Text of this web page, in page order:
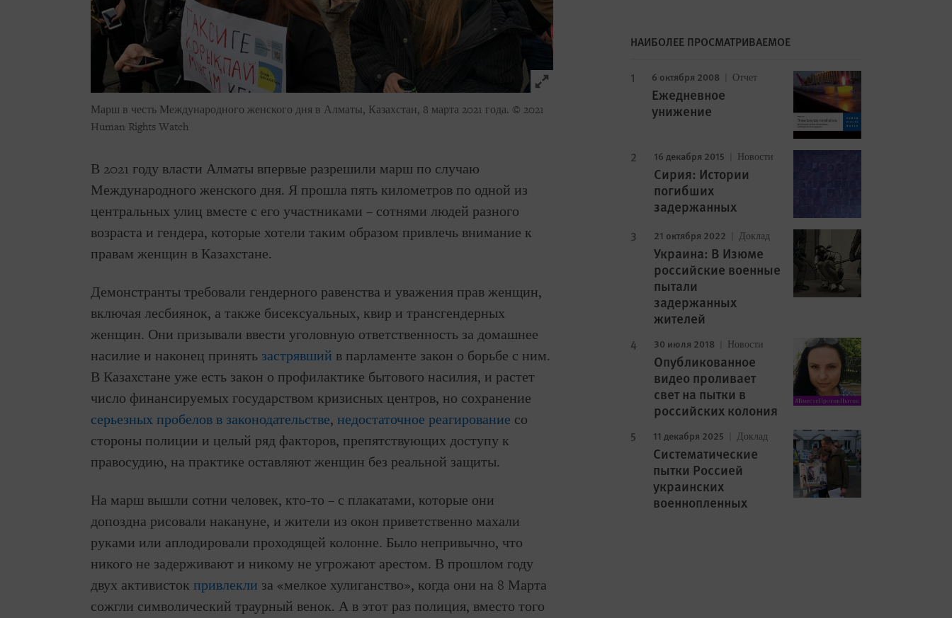
Click to expand Image
Марш в честь Международного женского дня в Алматы, Казахстан, 8 марта 2021 года. © 2021
Human Rights Watch
В 2021 году власти Алматы впервые разрешили марш по случаю
Международного женского дня. Я прошла пять километров по одной из
центральных улиц вместе с его участниками – сотнями людей разного
возраста и гендера, которые хотели таким образом привлечь внимание к
правам женщин в Казахстане.
Демонстранты требовали гендерного равенства и уважения прав женщин,
включая лесбиянок, а также бисексуальных, квир и трансгендерных
женщин. Они призывали ввести уголовную ответственность за домашнее
насилие и наконец принять застрявший в парламенте закон о борьбе с ним.
В Казахстане уже есть закон о профилактике бытового насилия, и растет
число финансируемых государством кризисных центров, но сохранение
серьезных пробелов в законодательстве, недостаточное реагирование со
стороны полиции и целый ряд факторов, препятствующих доступу к
правосудию, на практике оставляют женщин без реальной защиты.
На марш вышли сотни человек, кто-то – с плакатами, которые они
допоздна рисовали накануне, и жители из окон приветственно махали
руками или аплодировали проходящей колонне. Было непривычно, что
никого не задерживают и никому не угрожают арестом. В прошлом году
двух активисток привлекли за «мелкое хулиганство», когда они на 8 Марта
сожгли символический траурный венок. А в этот раз полиция, вместо того
НАИБОЛЕЕ ПРОСМАТРИВАЕМОЕ
6 октября 2008 Отчет
Ежедневное
унижение
16 декабря 2015 Новости
Сирия: Истории
погибших
задержанных
21 октября 2022 Доклад
Украина: В Изюме
российские военные
пытали
задержанных
жителей
30 июля 2018 Новости
Опубликованное
видео проливает
свет на пытки в
российских колония
11 декабря 2025 Доклад
Cистематические
пытки Россией
украинских
военнопленных